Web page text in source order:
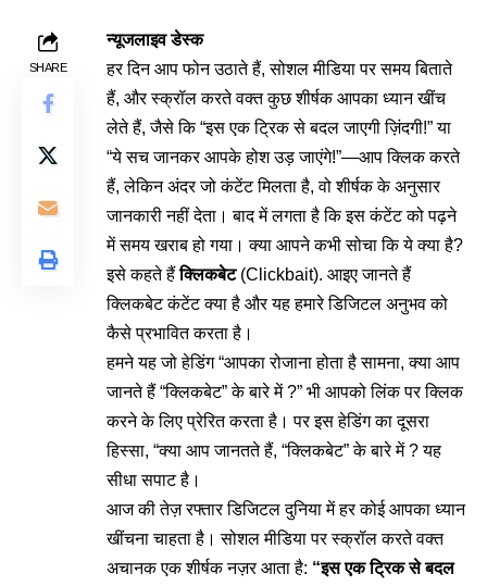
SHARE
न्यूजलाइव डेस्क
हर दिन आप फोन उठाते हैं, सोशल मीडिया पर समय बिताते
हैं, और स्क्रॉल करते वक्त कुछ शीर्षक आपका ध्यान खींच
लेते हैं, जैसे कि “इस एक ट्रिक से बदल जाएगी ज़िंदगी!” या
“ये सच जानकर आपके होश उड़ जाएंगे!”—आप क्लिक करते
हैं, लेकिन अंदर जो कंटेंट मिलता है, वो शीर्षक के अनुसार
जानकारी नहीं देता। बाद में लगता है कि इस कंटेंट को पढ़ने
में समय खराब हो गया। क्या आपने कभी सोचा कि ये क्या है?
इसे कहते हैंक्लिकबेट (Clickbait). आइए जानते हैं
क्लिकबेट कंटेंट क्या है और यह हमारे डिजिटल अनुभव को
कैसे प्रभावित करता है।
हमने यह जो हेडिंग “आपका रोजाना होता है सामना, क्या आप
जानते हैं “क्लिकबेट” के बारे में ?” भी आपको लिंक पर क्लिक
करने के लिए प्रेरित करता है। पर इस हेडिंग का दूसरा
हिस्सा, “क्या आप जानतते हैं, “क्लिकबेट” के बारे में ? यह
सीधा सपाट है।
आज की तेज़ रफ्तार डिजिटल दुनिया में हर कोई आपका ध्यान
खींचना चाहता है। सोशल मीडिया पर स्क्रॉल करते वक्त
अचानक एक शीर्षक नज़र आता है: “इस एक ट्रिक से बदल